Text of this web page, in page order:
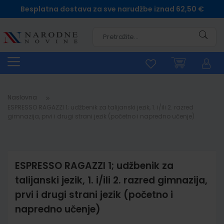
Besplatna dostava za sve narudžbe iznad 62,50 €
Naslovna
ESPRESSO RAGAZZI 1; udžbenik za
talijanski jezik, 1. i/ili 2. razred gimnazija,
prvi i drugi strani jezik (početno i
napredno učenje)